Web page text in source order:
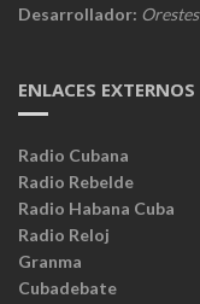
Desarrollador:
ENLACES EXTERNOS
Radio Cubana
Radio Rebelde
Radio Habana Cuba
Radio Reloj
Granma
Cubadebate